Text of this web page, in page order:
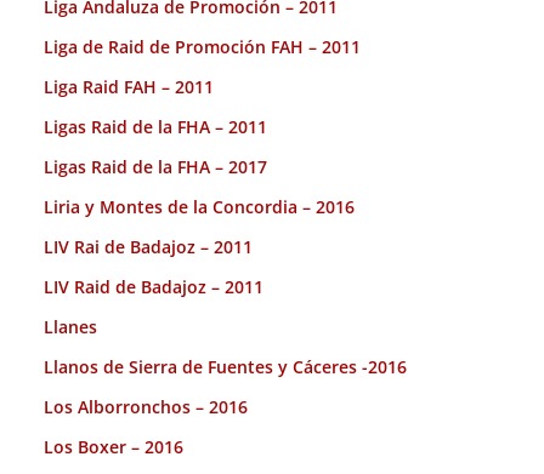
Liga Andaluza de Promoción – 2011
Liga de Raid de Promoción FAH – 2011
Liga Raid FAH – 2011
Ligas Raid de la FHA – 2011
Ligas Raid de la FHA – 2017
Liria y Montes de la Concordia – 2016
LIV Rai de Badajoz – 2011
LIV Raid de Badajoz – 2011
Llanes
Llanos de Sierra de Fuentes y Cáceres -2016
Los Alborronchos – 2016
Los Boxer – 2016